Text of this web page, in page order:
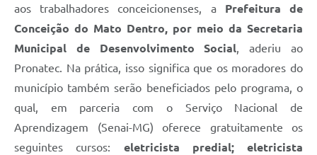
Conselho Municipal de Conservação e Defesa do
Galeria de Fotos
Contratos
Arquivos para Download
aos trabalhadores conceicionenses, a Prefeitura de
Conceição do Mato Dentro, por meio da Secretaria
Municipal de Desenvolvimento Social, aderiu ao
Pronatec. Na prática, isso significa que os moradores do
município também serão beneficiados pelo programa, o
qual, em parceria com o Serviço Nacional de
Aprendizagem (Senai-MG) oferece gratuitamente os
seguintes cursos: eletricista predial; eletricista